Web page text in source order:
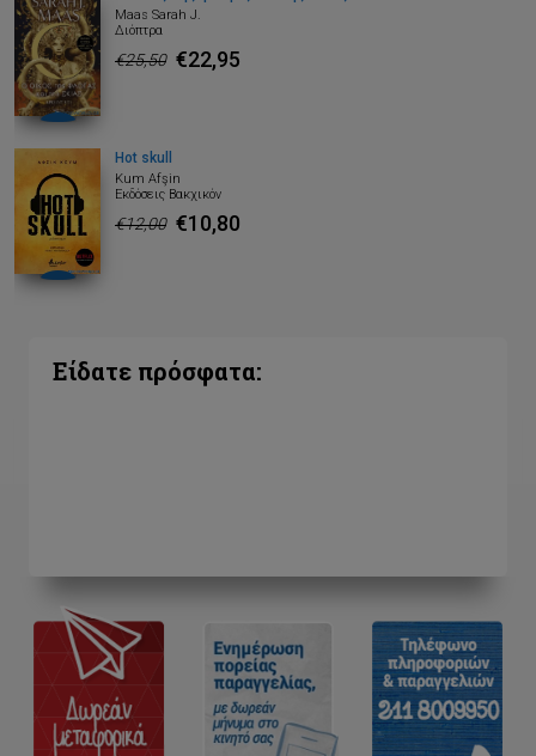
Maas Sarah J.
Διόπτρα
€25,50 €22,95
Hot skull
Kum Afşin
Εκδόσεις Βακχικόν
€12,00 €10,80
Είδατε πρόσφατα: